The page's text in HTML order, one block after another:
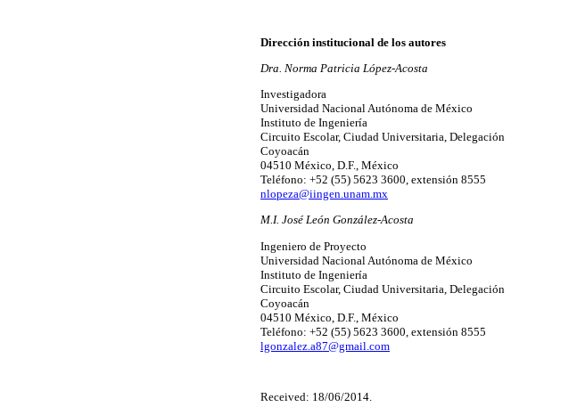
Dirección institucional de los autores
Dra. Norma Patricia López-Acosta
Investigadora
Universidad Nacional Autónoma de México
Instituto de Ingeniería
Circuito Escolar, Ciudad Universitaria, Delegación
Coyoacán
04510 México, D.F., México
Teléfono: +52 (55) 5623 3600, extensión 8555
nlopeza@iingen.unam.mx
M.I. José León González-Acosta
Ingeniero de Proyecto
Universidad Nacional Autónoma de México
Instituto de Ingeniería
Circuito Escolar, Ciudad Universitaria, Delegación
Coyoacán
04510 México, D.F., México
Teléfono: +52 (55) 5623 3600, extensión 8555
lgonzalez.a87@gmail.com
Received: 18/06/2014.